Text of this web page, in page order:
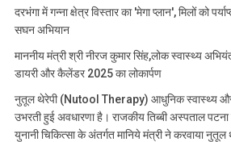
दरभंगा में गन्ना क्षेत्र विस्तार का 'मेगा प्लान', मिलों को
सघन अभियान
माननीय मंत्री श्री नीरज कुमार सिंह,लोक स्वास्थ्य
डायरी और कैलेंडर 2025 का लोकार्पण
नुतूल थेरेपी (Nutool Therapy) आधुनिक स्वास्थ्य
उभरती हुई अवधारणा है। राजकीय तिब्बी अस्पताल
युनानी चिकित्सा के अंतर्गत मानिये मंत्री ने करवाया नुतूल